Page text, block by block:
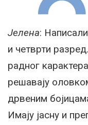
Јелена:
и четврти
радног
решавају
дрвеним
Имају јасну и